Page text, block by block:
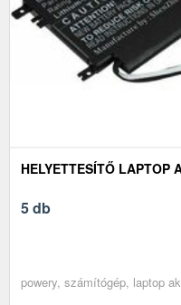
HELYETTESÍTŐ LAPTOP
5 db
powery, számítógép, laptop